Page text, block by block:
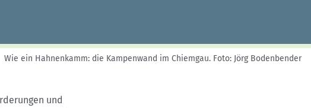
Wie ein Hahnenkamm: die Kampenwand im Chiemgau. Foto: Jörg Bodenbender
und